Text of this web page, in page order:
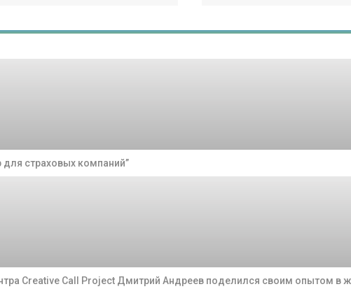
для страховых компаний”
Creative Call Project Дмитрий Андреев поделился своим опытом в